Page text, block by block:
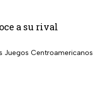
a su rival
Juegos Centroamericanos